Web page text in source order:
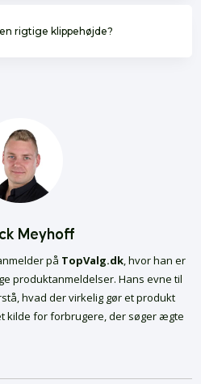
rigtige klippehøjde?
Meyhoff
på TopValg.dk, hvor han er
produktanmeldelser. Hans evne til
hvad der virkelig gør et produkt
kilde for forbrugere, der søger ægte